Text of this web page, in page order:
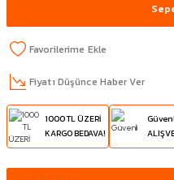
Fiyatı Düşünce Haber Ver
1000 TL ÜZERİ
KARGO BEDAVA!